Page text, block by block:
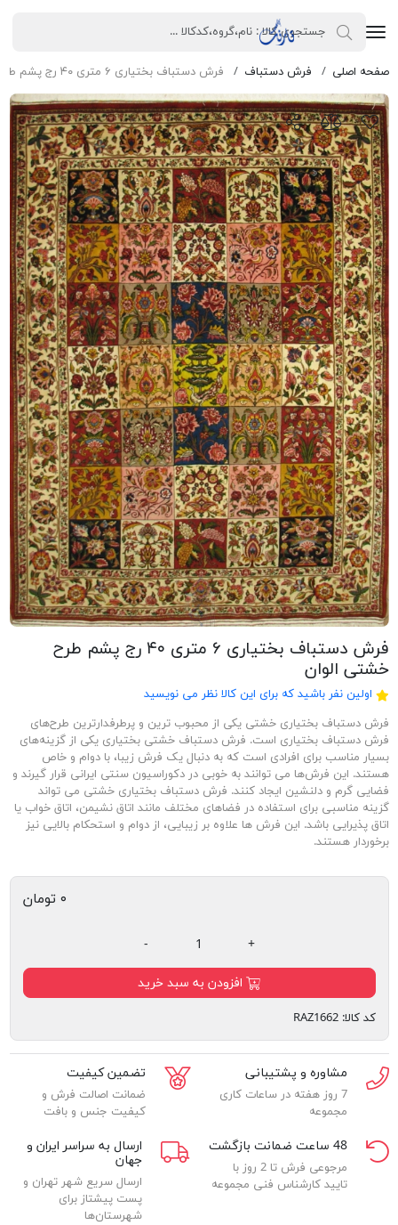
صفحه اصلی فرش دستباف فرش دستباف بختیاری ۶ متری ۴۰ رج پشم طرح خشتی الوان
فرش دستباف بختیاری ۶ متری ۴۰ رج پشم طرح
خشتی الوان
اولین نفر باشید که برای این کالا نظر می نویسید
فرش دستباف بختیاری خشتی یکی از محبوب ترین و پرطرفدارترین طرح‌های
فرش دستباف بختیاری است. فرش دستباف خشتی بختیاری یکی از گزینه‌های
بسیار مناسب برای افرادی است که به دنبال یک فرش زیبا، با دوام و خاص
هستند. این فرش‌ها می توانند به خوبی در دکوراسیون سنتی ایرانی قرار گیرند و
فضایی گرم و دلنشین ایجاد کنند. فرش دستباف بختیاری خشتی می تواند
گزینه مناسبی برای استفاده در فضاهای مختلف مانند اتاق نشیمن، اتاق خواب یا
اتاق پذیرایی باشد. این فرش ها علاوه بر زیبایی، از دوام و استحکام بالایی نیز
برخوردار هستند.
۰ تومان
- +
افزودن به سبد خرید
کد کالا: RAZ1662
مشاوره و پشتیبانی
7 روز هفته در ساعات کاری
مجموعه
تضمین کیفیت
ضمانت اصالت فرش و
کیفیت جنس و بافت
48 ساعت ضمانت بازگشت
مرجوعی فرش تا 2 روز با
تایید کارشناس فنی مجموعه
ارسال به سراسر ایران و
جهان
ارسال سریع شهر تهران و
پست پیشتاز برای
شهرستان‌ها